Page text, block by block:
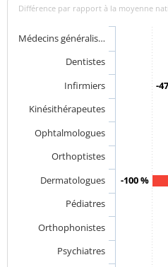
Différence par rapport à la moyenne
-
-100 %
Médecins généralis…
Dentistes
Infirmiers
Kinésithérapeutes
Ophtalmologues
Orthoptistes
Dermatologues
Pédiatres
Orthophonistes
Psychiatres